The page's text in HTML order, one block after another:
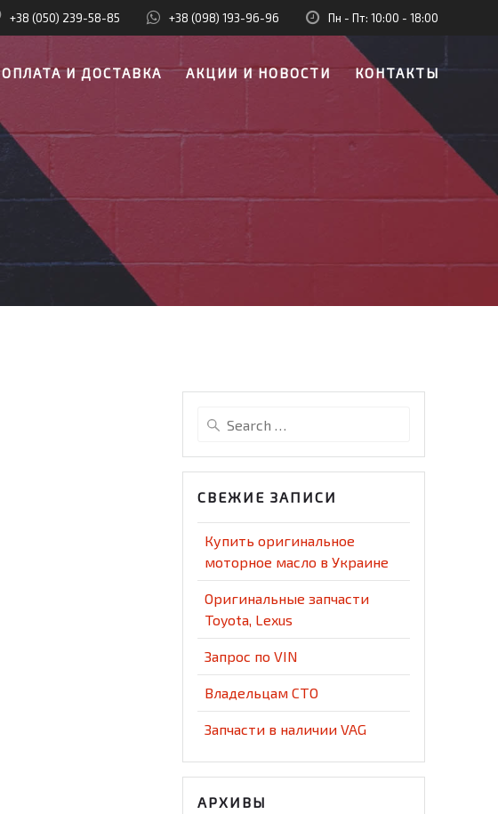
+38 (050) 239-58-85 +38 (098) 193-96-96 Пн - Пт: 10:00 - 18:00
ОПЛАТА И ДОСТАВКА АКЦИИ И НОВОСТИ КОНТАКТЫ
Search
СВЕЖИЕ ЗАПИСИ
Купить оригинальное
моторное масло в Украине
Оригинальные запчасти
Toyota, Lexus
Запрос по VIN
Владельцам СТО
Запчасти в наличии VAG
АРХИВЫ